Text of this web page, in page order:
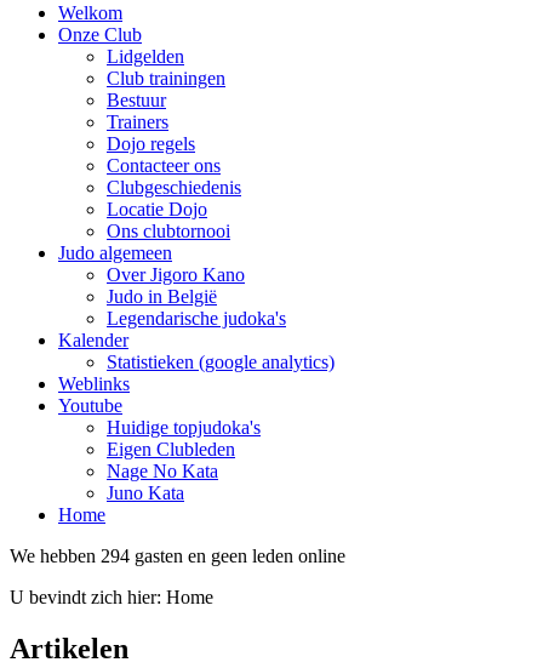
Welkom
Onze Club
Lidgelden
Club trainingen
Bestuur
Trainers
Dojo regels
Contacteer ons
Clubgeschiedenis
Locatie Dojo
Ons clubtornooi
Judo algemeen
Over Jigoro Kano
Judo in België
Legendarische judoka's
Kalender
Statistieken (google analytics)
Weblinks
Youtube
Huidige topjudoka's
Eigen Clubleden
Nage No Kata
Juno Kata
Home
We hebben 294 gasten en geen leden online
U bevindt zich hier: Home
Artikelen